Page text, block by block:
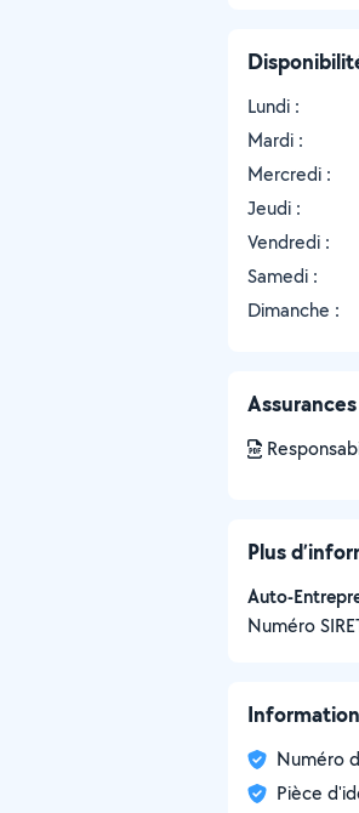
Lundi :
Mardi :
Mercredi :
Jeudi :
Vendredi :
Samedi :
Dimanche :
Assurances
Plus
Auto-
Numéro
Numéro
Pièce